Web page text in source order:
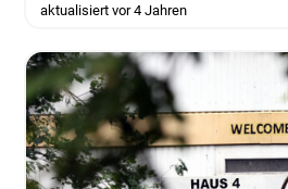
aktualisiert vor 4 Jahren